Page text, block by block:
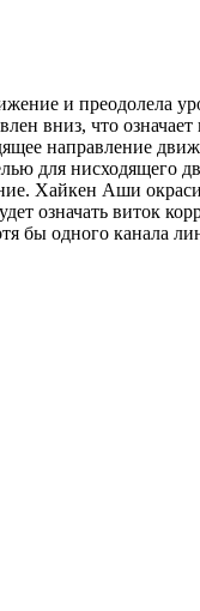
и преодолела
вниз, что
направление
для
Хайкен Аши
означать виток
бы одного канала